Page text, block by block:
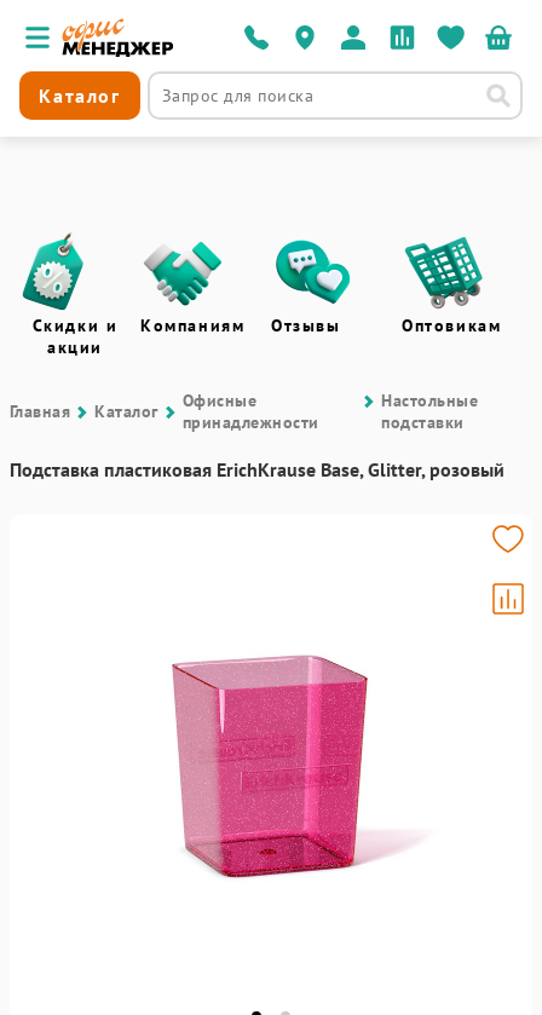
Каталог
Скидки и
акции
Компаниям Отзывы Оптовикам
Главная Каталог
Офисные
принадлежности
Настольные
подставки
Подставка пластиковая ErichKrause Base, Glitter, розовый